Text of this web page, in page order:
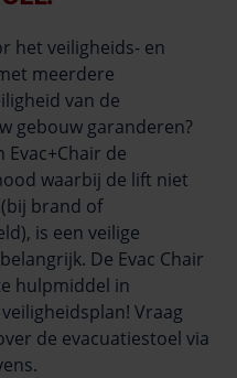
het veiligheids- en
meerdere
van de
gebouw garanderen?
de
waarbij de lift niet
brand of
is een veilige
De Evac Chair
hulpmiddel in
Vraag
de evacuatiestoel via